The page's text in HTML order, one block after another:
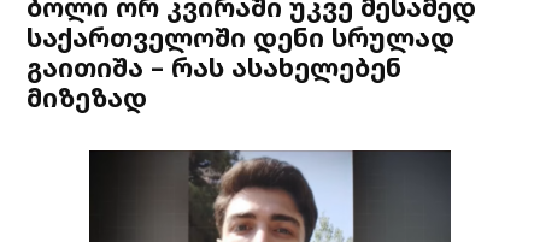
ბოლი ორ კვირაში უკვე მესამედ
საქართველოში დენი სრულად
გაითიშა – რას ასახელებენ
მიზეზად